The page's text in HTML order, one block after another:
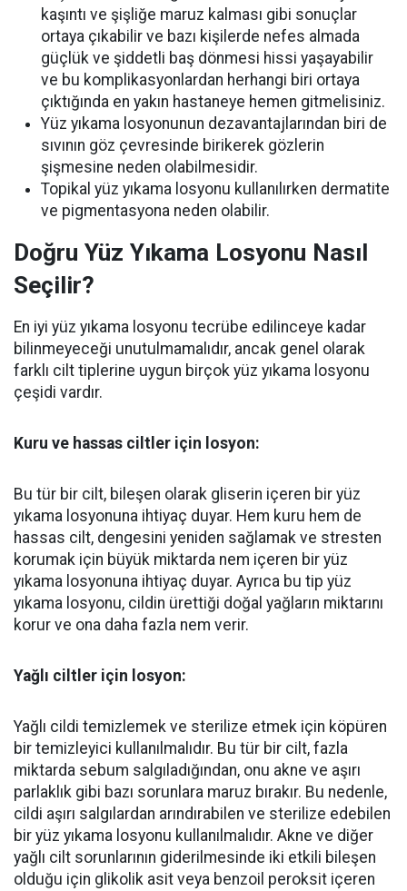
kaşıntı ve şişliğe maruz kalması gibi sonuçlar
ortaya çıkabilir ve bazı kişilerde nefes almada
güçlük ve şiddetli baş dönmesi hissi yaşayabilir
ve bu komplikasyonlardan herhangi biri ortaya
çıktığında en yakın hastaneye hemen gitmelisiniz.
Yüz yıkama losyonunun dezavantajlarından biri de
sıvının göz çevresinde birikerek gözlerin
şişmesine neden olabilmesidir.
Topikal yüz yıkama losyonu kullanılırken dermatite
ve pigmentasyona neden olabilir.
Doğru Yüz Yıkama Losyonu Nasıl
Seçilir?
En iyi yüz yıkama losyonu tecrübe edilinceye kadar
bilinmeyeceği unutulmamalıdır, ancak genel olarak
farklı cilt tiplerine uygun birçok yüz yıkama losyonu
çeşidi vardır.
Kuru ve hassas ciltler için losyon:
Bu tür bir cilt, bileşen olarak gliserin içeren bir yüz
yıkama losyonuna ihtiyaç duyar. Hem kuru hem de
hassas cilt, dengesini yeniden sağlamak ve stresten
korumak için büyük miktarda nem içeren bir yüz
yıkama losyonuna ihtiyaç duyar. Ayrıca bu tip yüz
yıkama losyonu, cildin ürettiği doğal yağların miktarını
korur ve ona daha fazla nem verir.
Yağlı ciltler için losyon:
Yağlı cildi temizlemek ve sterilize etmek için köpüren
bir temizleyici kullanılmalıdır. Bu tür bir cilt, fazla
miktarda sebum salgıladığından, onu akne ve aşırı
parlaklık gibi bazı sorunlara maruz bırakır. Bu nedenle,
cildi aşırı salgılardan arındırabilen ve sterilize edebilen
bir yüz yıkama losyonu kullanılmalıdır. Akne ve diğer
yağlı cilt sorunlarının giderilmesinde iki etkili bileşen
olduğu için glikolik asit veya benzoil peroksit içeren